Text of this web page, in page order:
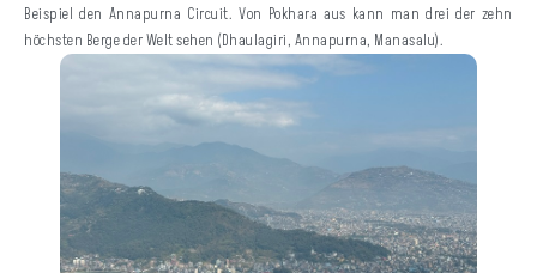
Beispiel den Annapurna Circuit. Von Pokhara aus kann man drei der zehn
höchsten Berge der Welt sehen (Dhaulagiri, Annapurna, Manasalu).